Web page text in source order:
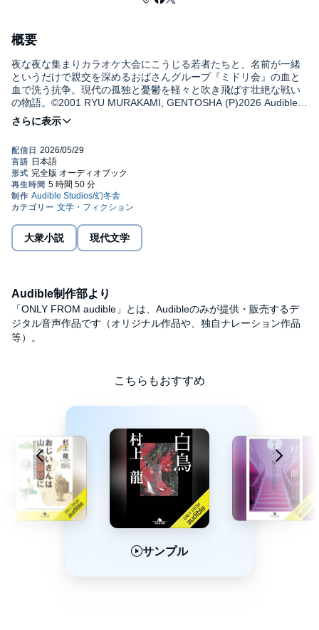
概要
夜な夜な集まりカラオケ大会にこうじる若者たちと、名前が一緒
というだけで親交を深めるおばさんグループ『ミドリ会』の血と
血で洗う抗争。現代の孤独と憂鬱を軽々と吹き飛ばす壮絶な戦い
の物語。©2001 RYU MURAKAMI, GENTOSHA (P)2026 Audible,
Inc.
大衆小説 現代文学
Audible制作部より
「ONLY FROM audible」とは、Audibleのみが提供・販売するデ
ジタル音声作品です（オリジナル作品や、独自ナレーション作品
等）。
こちらもおすすめ
サンプル